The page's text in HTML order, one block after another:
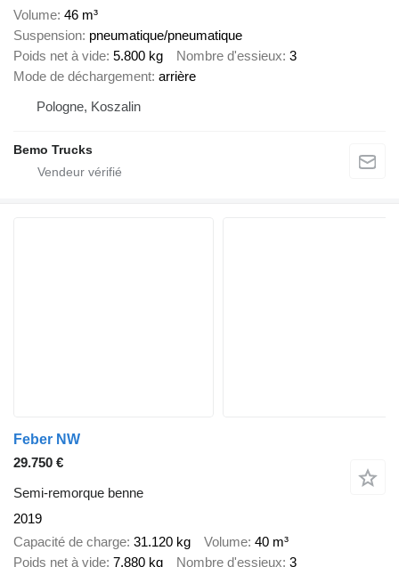
Volume 46 m³
Suspension pneumatique/pneumatique
Poids net à vide 5.800 kg Nombre d'essieux 3
Mode de déchargement arrière
Pologne, Koszalin
Bemo Trucks
Feber NW
29.750 €
Semi-remorque benne
2019
Capacité de charge 31.120 kg Volume 40 m³
Poids net à vide 7.880 kg Nombre d'essieux 3